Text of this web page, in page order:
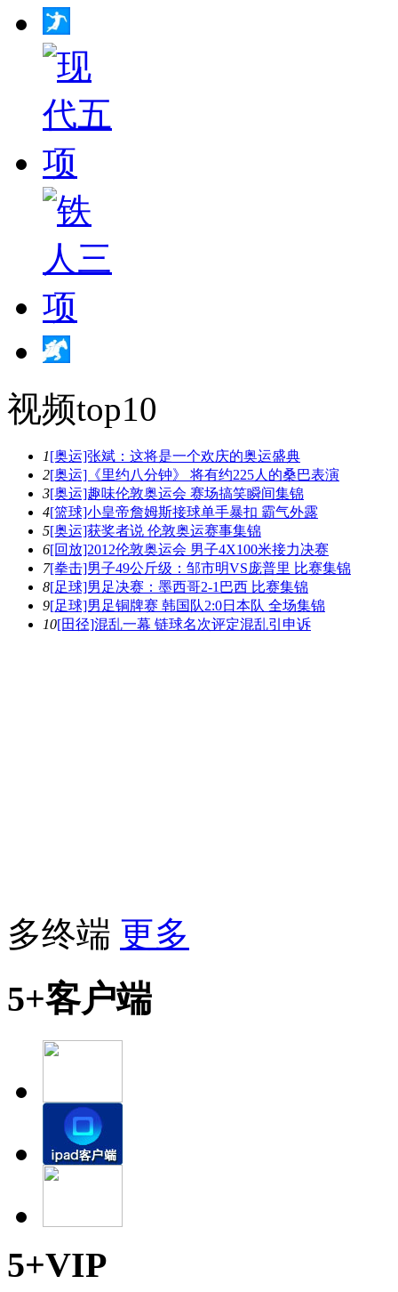
视频top10
1[奥运]张斌：这将是一个欢庆的奥运盛典
2[奥运]《里约八分钟》 将有约225人的桑巴表演
3[奥运]趣味伦敦奥运会 赛场搞笑瞬间集锦
4[篮球]小皇帝詹姆斯接球单手暴扣 霸气外露
5[奥运]获奖者说 伦敦奥运赛事集锦
6[回放]2012伦敦奥运会 男子4X100米接力决赛
7[拳击]男子49公斤级：邹市明VS庞普里 比赛集锦
8[足球]男足决赛：墨西哥2-1巴西 比赛集锦
9[足球]男足铜牌赛 韩国队2:0日本队 全场集锦
10[田径]混乱一幕 链球名次评定混乱引申诉
多终端 更多
5+客户端
5+VIP